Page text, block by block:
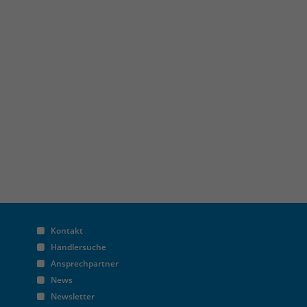
Kontakt
Händlersuche
Ansprechpartner
News
Newsletter